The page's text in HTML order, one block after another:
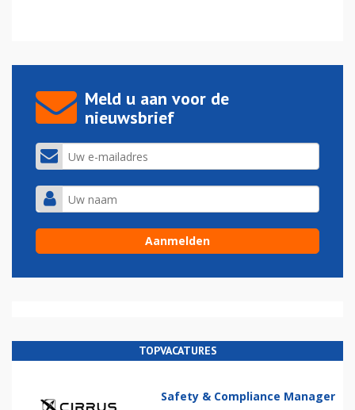
Meld u aan voor de
nieuwsbrief
TOPVACATURES
Safety & Compliance Manager